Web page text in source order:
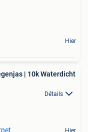
Hier
| 10k Waterdicht
Détails
Hier